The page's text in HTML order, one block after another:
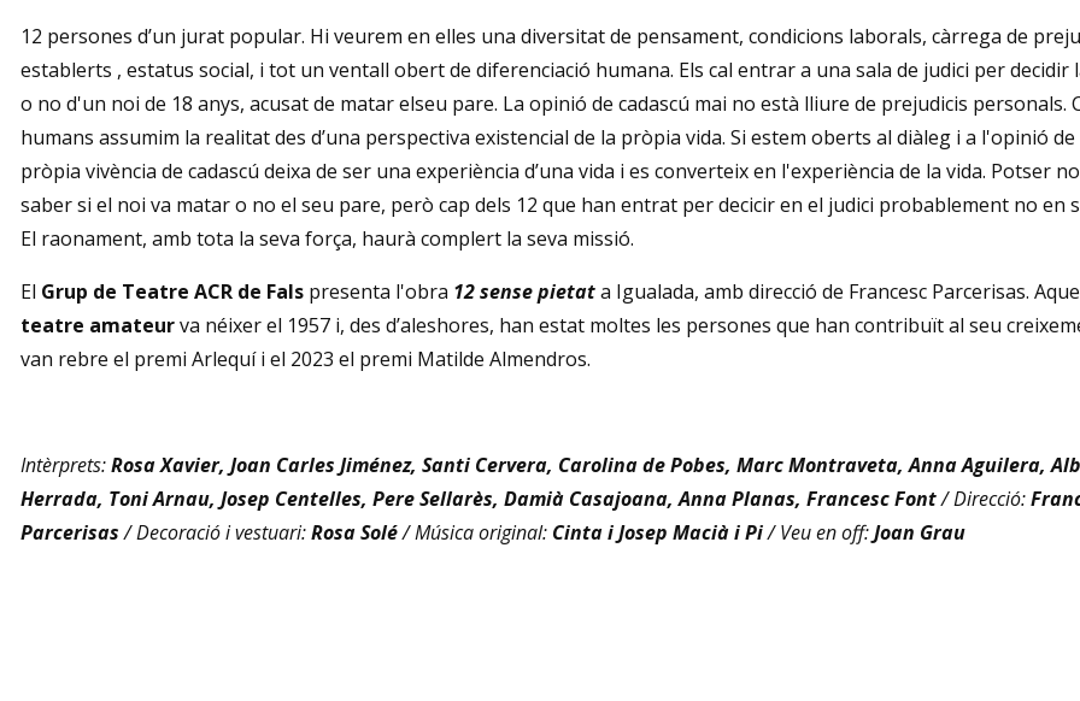
12 persones d’un jurat popular. Hi veurem en elles una diversitat de pensament, condicions laborals, càrrega de
establerts , estatus social, i tot un ventall obert de diferenciació humana. Els cal entrar a una sala de judici per decidir
o no d'un noi de 18 anys, acusat de matar elseu pare. La opinió de cadascú mai no està lliure de prejudicis personals.
humans assumim la realitat des d’una perspectiva existencial de la pròpia vida. Si estem oberts al diàleg i a l'opinió
pròpia vivència de cadascú deixa de ser una experiència d’una vida i es converteix en l'experiència de la vida. Potser
saber si el noi va matar o no el seu pare, però cap dels 12 que han entrat per decicir en el judici probablement no en
El raonament, amb tota la seva força, haurà complert la seva missió.
El Grup de Teatre ACR de Fals presenta l'obra 12 sense pietata Igualada, amb direcció de Francesc Parcerisas.
teatre amateurva néixer el 1957 i, des d’aleshores, han estat moltes les persones que han contribuït al seu
van rebre el premi Arlequí i el 2023 el premi Matilde Almendros.
Intèrprets:Rosa Xavier, Joan Carles Jiménez, Santi Cervera, Carolina de Pobes, Marc Montraveta, Anna Aguilera,
Herrada, Toni Arnau, Josep Centelles, Pere Sellarès, Damià Casajoana, Anna Planas, Francesc Font/ Direcció:
Parcerisas/ Decoració i vestuari:Rosa Solé/ Música original: Cinta i Josep Macià i Pi/ Veu en off:Joan Grau